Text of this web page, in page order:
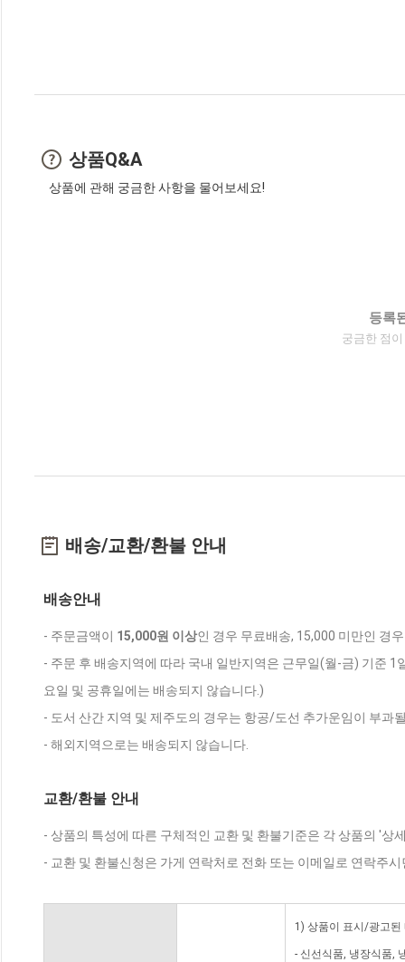
상품Q&A
상품에 관해 궁금한 사항을 물어보세요!
등록
궁금한 점
배송/교환/환불 안내
배송안내
- 주문금액이 15,000원 이상인 경우 무료배송, 15,000 미만인 경
- 주문 후 배송지역에 따라 국내 일반지역은 근무일(월-금) 기준
요일 및 공휴일에는 배송되지 않습니다.)
- 도서 산간 지역 및 제주도의 경우는 항공/도선 추가운임이 부과
- 해외지역으로는 배송되지 않습니다.
교환/환불 안내
- 상품의 특성에 따른 구체적인 교환 및 환불기준은 각 상품의 '상
- 교환 및 환불신청은 가게 연락처로 전화 또는 이메일로 연락주
1) 상품이 표시/광고된
- 신선식품, 냉장식품,